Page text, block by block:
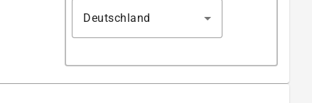
Deutschland